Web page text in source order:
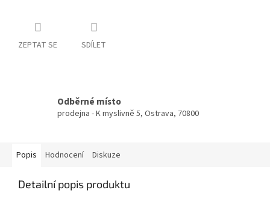
ZEPTAT SE SDÍLET
Odběrné místo
prodejna - K myslivně 5, Ostrava, 70800
Popis Hodnocení Diskuze
Detailní popis produktu